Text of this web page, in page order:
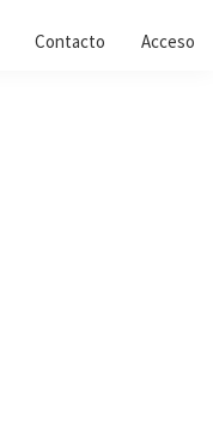
Contacto Acceso